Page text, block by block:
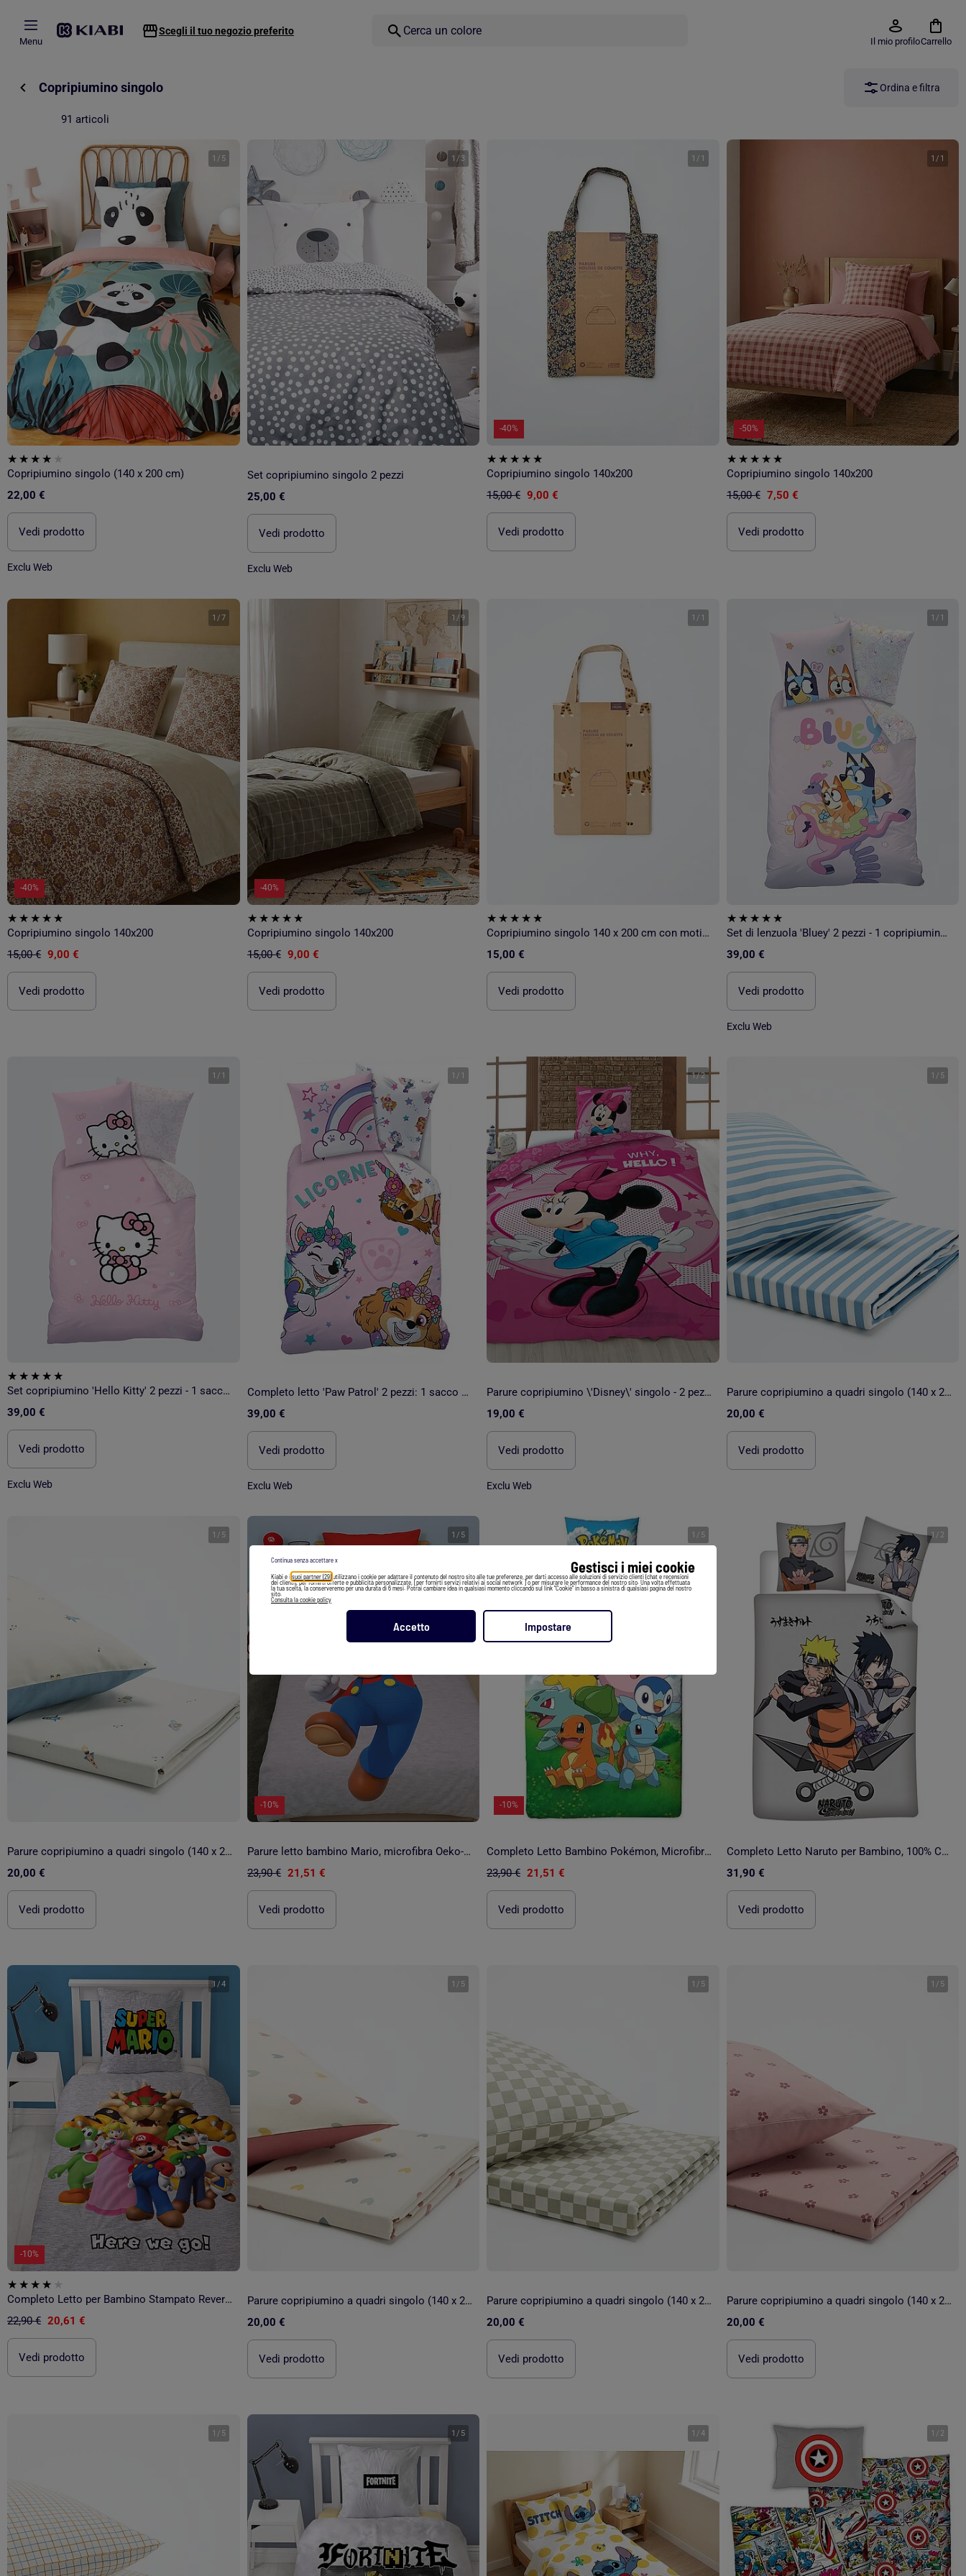
Gestisci i miei cookie
Kiabi e i suoi partner (29) utilizzano i cookie per adattare il contenuto del nostro sito alle tue preferenze, per darti accesso alle soluzioni di servizio clienti (chat e recensioni
dei clienti), per fornirti offerte e pubblicità personalizzate, [per fornirti servizi relativi ai social network ] o per misurare le performance del nostro sito. Una volta effettuata
la tua scelta, la conserveremo per una durata di 6 mesi. Potrai cambiare idea in qualsiasi momento cliccando sul link "Cookie" in basso a sinistra di qualsiasi pagina del nostro
sito.
Consulta la cookie policy
Accetto Impostare
Continua senza accettare x
Menu
Scegli il tuo negozio preferito
Il mio profiloCarrello
Copripiumino singolo Ordina e filtra
91 articoli
1 / 5
Copripiumino singolo (140 x 200 cm)
22,00 €
Vedi prodotto
Exclu Web
1 /3
Set copripiumino singolo 2 pezzi
25,00 €
Vedi prodotto
Exclu Web
1 / 1
-40%
Copripiumino singolo 140x200
15,00 € 9,00 €
Vedi prodotto
1 / 1
-50%
Copripiumino singolo 140x200
15,00 € 7,50 €
Vedi prodotto
1 /7
-40%
Copripiumino singolo 140x200
15,00 € 9,00 €
Vedi prodotto
1 /9
-40%
Copripiumino singolo 140x200
15,00 € 9,00 €
Vedi prodotto
1 / 1
Copripiumino singolo 140 x 200 cm con motivo tigre
15,00 €
Vedi prodotto
1 / 1
Set di lenzuola 'Bluey' 2 pezzi - 1 copripiumino singolo + 1 federa
39,00 €
Vedi prodotto
Exclu Web
1 / 1
Set copripiumino 'Hello Kitty' 2 pezzi - 1 sacco copripiumino singolo + 1 federa
39,00 €
Vedi prodotto
Exclu Web
1 / 1
Completo letto 'Paw Patrol' 2 pezzi: 1 sacco copripiumino singolo + 1 federa
39,00 €
Vedi prodotto
Exclu Web
1/2
Parure copripiumino \'Disney\' singolo - 2 pezzi: 1 copripiumino + 1 federa
19,00 €
Vedi prodotto
Exclu Web
1 / 5
Parure copripiumino a quadri singolo (140 x 200 cm) - Kiabi Home
20,00 €
Vedi prodotto
1 / 5
Parure copripiumino a quadri singolo (140 x 200 cm) - Kiabi Home
20,00 €
Vedi prodotto
1 / 5
-10%
Parure letto bambino Mario, microfibra Oeko-Tex, stampata reversibile, letto singolo, LUIGI
23,90 € 21,51 €
Vedi prodotto
1 / 5
-10%
Completo Letto Bambino Pokémon, Microfibra Oeko?Tex, Stampato Reversibile, Letto Singolo, PIKACHU
23,90 € 21,51 €
Vedi prodotto
1 / 2
Completo Letto Naruto per Bambino, 100% Cotone Oeko-Tex, Stampa Reversibile, Letto Singolo, DUEL
31,90 €
Vedi prodotto
1 /4
-10%
Completo Letto per Bambino Stampato Reversibile Super Mario e i suoi amici, Copripiumino 140x200 cm
22,90 € 20,61 €
Vedi prodotto
1 / 5
Parure copripiumino a quadri singolo (140 x 200 cm) - Kiabi Home
20,00 €
Vedi prodotto
1 / 5
Parure copripiumino a quadri singolo (140 x 200 cm) - Kiabi Home
20,00 €
Vedi prodotto
1 / 5
Parure copripiumino a quadri singolo (140 x 200 cm) - Kiabi Home
20,00 €
Vedi prodotto
1 / 5 1 / 5 1 /4 1 / 2